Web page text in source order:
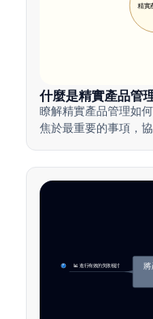
精實
什麼是精實產品管
瞭解精實產品管理如
焦於最重要的事項，
📊 進行有效的失敗檢討
7